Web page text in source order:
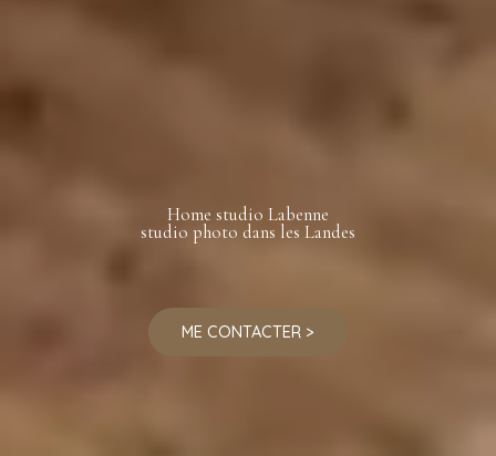
Home studio Labenne
studio photo dans les Landes
ME CONTACTER >